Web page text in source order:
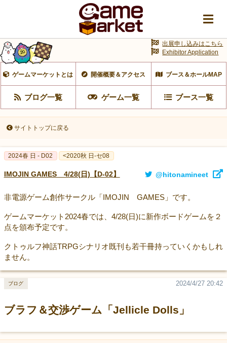
ゲームマーケットとは 開催概要＆アクセス ブース＆ホールMAP
ブログ一覧 ゲーム一覧 ブース一覧
出展申し込みはこちら
Exhibitor Application
サイトトップに戻る
2024春 日 - D02 <2020秋 日-セ08
IMOJIN GAMES 4/28(日)【D-02】 @hitonamineet
非電源ゲーム創作サークル「IMOJIN GAMES」です。
ゲームマーケット2024春では、4/28(日)に新作ボードゲームを２
点を頒布予定です。
クトゥルフ神話TRPGシナリオ既刊も若干冊持っていくかもしれ
ません。
ブラフ＆交渉ゲーム「Jellicle Dolls」
2024/4/27 20:42
ブログ